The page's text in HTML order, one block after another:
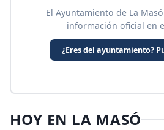
El Ayuntamiento de La
información oficial en
¿Eres del ayuntamiento?
HOY EN LA MASÓ